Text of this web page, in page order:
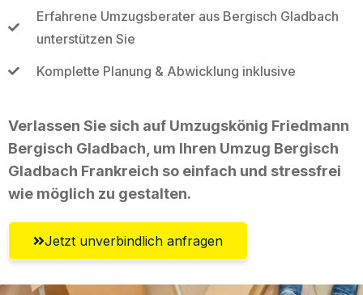
Erfahrene Umzugsberater aus Bergisch Gladbach
unterstützen Sie
Komplette Planung & Abwicklung inklusive
Verlassen Sie sich auf Umzugskönig Friedmann
Bergisch Gladbach, um Ihren Umzug Bergisch
Gladbach Frankreich so einfach und stressfrei
wie möglich zu gestalten.
Jetzt unverbindlich anfragen